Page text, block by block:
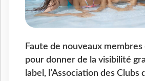
Faute de nouveaux
pour donner de la visibilité
label, l’Association des Clubs